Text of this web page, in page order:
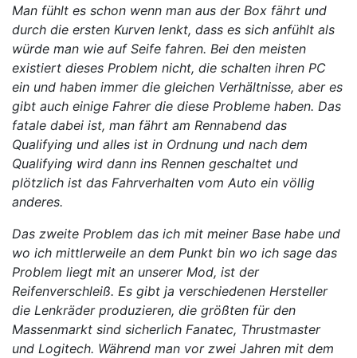
Man fühlt es schon wenn man aus der Box fährt und
durch die ersten Kurven lenkt, dass es sich anfühlt als
würde man wie auf Seife fahren. Bei den meisten
existiert dieses Problem nicht, die schalten ihren PC
ein und haben immer die gleichen Verhältnisse, aber es
gibt auch einige Fahrer die diese Probleme haben. Das
fatale dabei ist, man fährt am Rennabend das
Qualifying und alles ist in Ordnung und nach dem
Qualifying wird dann ins Rennen geschaltet und
plötzlich ist das Fahrverhalten vom Auto ein völlig
anderes.
Das zweite Problem das ich mit meiner Base habe und
wo ich mittlerweile an dem Punkt bin wo ich sage das
Problem liegt mit an unserer Mod, ist der
Reifenverschleiß. Es gibt ja verschiedenen Hersteller
die Lenkräder produzieren, die größten für den
Massenmarkt sind sicherlich Fanatec, Thrustmaster
und Logitech. Während man vor zwei Jahren mit dem